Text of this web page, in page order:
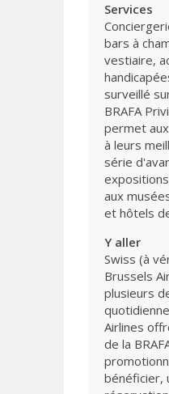
Services
bars à
vestiaire,
surveillé
BRAFA
permet
à leurs
série
aux
et hôtels
Y aller
Swiss (à
Brussels
plusieurs
Airlines
de la
bénéficier,